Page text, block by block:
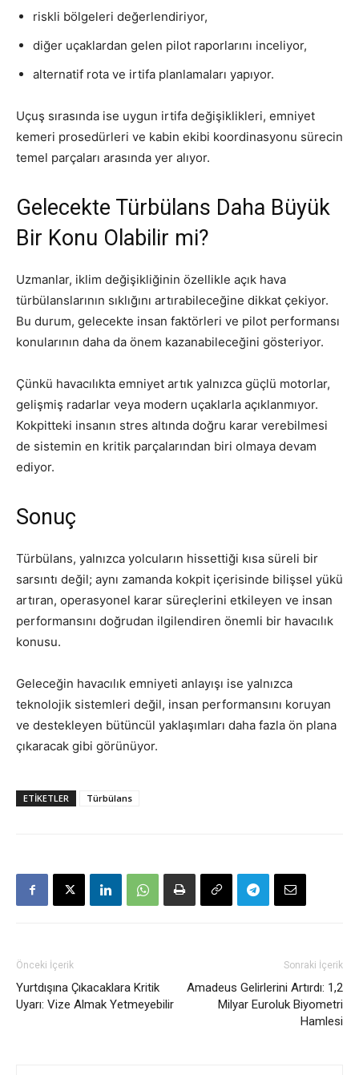
riskli bölgeleri değerlendiriyor,
diğer uçaklardan gelen pilot raporlarını inceliyor,
alternatif rota ve irtifa planlamaları yapıyor.
Uçuş sırasında ise uygun irtifa değişiklikleri, emniyet
kemeri prosedürleri ve kabin ekibi koordinasyonu sürecin
temel parçaları arasında yer alıyor.
Gelecekte Türbülans Daha Büyük
Bir Konu Olabilir mi?
Uzmanlar, iklim değişikliğinin özellikle açık hava
türbülanslarının sıklığını artırabileceğine dikkat çekiyor.
Bu durum, gelecekte insan faktörleri ve pilot performansı
konularının daha da önem kazanabileceğini gösteriyor.
Çünkü havacılıkta emniyet artık yalnızca güçlü motorlar,
gelişmiş radarlar veya modern uçaklarla açıklanmıyor.
Kokpitteki insanın stres altında doğru karar verebilmesi
de sistemin en kritik parçalarından biri olmaya devam
ediyor.
Sonuç
Türbülans, yalnızca yolcuların hissettiği kısa süreli bir
sarsıntı değil; aynı zamanda kokpit içerisinde bilişsel yükü
artıran, operasyonel karar süreçlerini etkileyen ve insan
performansını doğrudan ilgilendiren önemli bir havacılık
konusu.
Geleceğin havacılık emniyeti anlayışı ise yalnızca
teknolojik sistemleri değil, insan performansını koruyan
ve destekleyen bütüncül yaklaşımları daha fazla ön plana
çıkaracak gibi görünüyor.
ETIKETLER Türbülans
Önceki İçerik
Yurtdışına Çıkacaklara Kritik
Uyarı: Vize Almak Yetmeyebilir
Sonraki İçerik
Amadeus Gelirlerini Artırdı: 1,2
Milyar Euroluk Biyometri
Hamlesi